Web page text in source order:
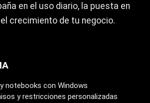
en el uso diario, la puesta en
crecimiento de tu negocio.
notebooks con Windows
y restricciones personalizadas